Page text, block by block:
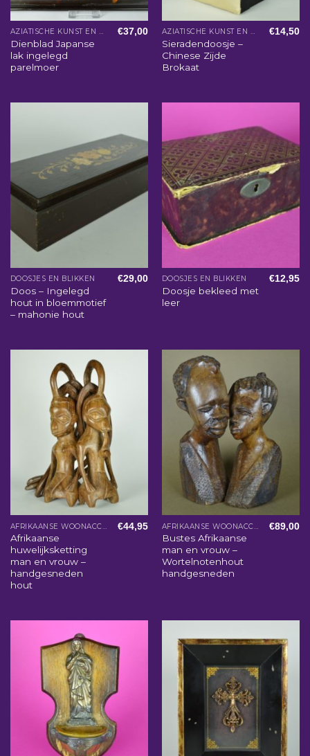
AZIATISCHE KUNST EN WOONACCESSOIRES
Dienblad Japanse
lak ingelegd
parelmoer
€37,00 AZIATISCHE KUNST EN WOONACCESSOIRES
Sieradendoosje –
Chinese Zijde
Brokaat
€14,50
DOOSJES EN BLIKKEN
Doos – Ingelegd
hout in bloemmotief
– mahonie hout
€29,00 DOOSJES EN BLIKKEN
Doosje bekleed met
leer
€12,95
Afrikaanse
huwelijksketting
man en vrouw –
handgesneden
hout
€44,95
Bustes Afrikaanse
man en vrouw –
Wortelnotenhout
handgesneden
€89,00